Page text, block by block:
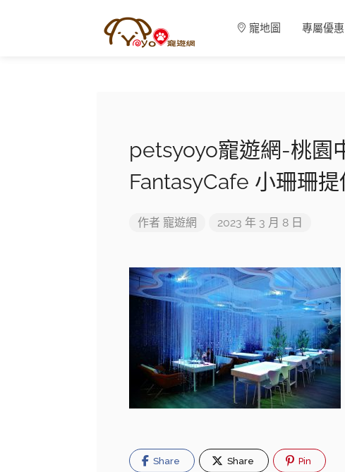
寵地圖 專屬優惠
petsyoyo寵遊網-桃園
FantasyCafe 小珊珊提
作者 寵遊網 2023 年 3 月 8 日
Share Share Pin